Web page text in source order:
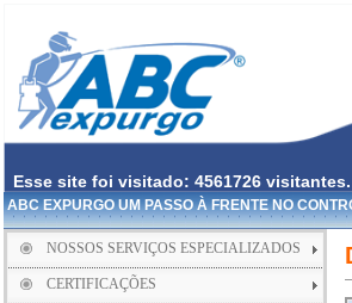
Esse site foi visitado: 4561726 visitantes.
ABC EXPURGO UM PASSO À FRENTE NO
NOSSOS SERVIÇOS ESPECIALIZADOS
CERTIFICAÇÕES